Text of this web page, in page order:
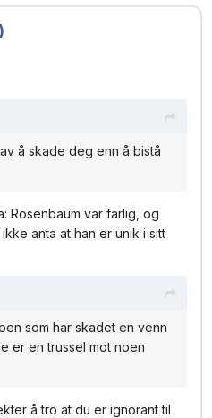
å skade deg enn å bistå
Rosenbaum var farlig, og
anta at han er unik i sitt
som har skadet en venn
er en trussel mot noen
å tro at du er ignorant til